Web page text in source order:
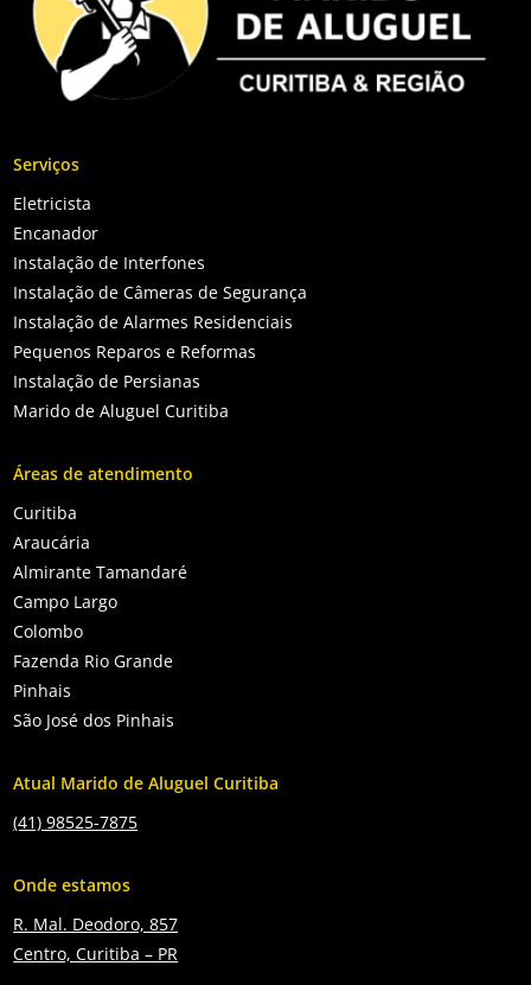
Serviços
Eletricista
Encanador
Instalação de Interfones
Instalação de Câmeras de Segurança
Instalação de Alarmes Residenciais
Pequenos Reparos e Reformas
Instalação de Persianas
Marido de Aluguel Curitiba
Áreas de atendimento
Curitiba
Araucária
Almirante Tamandaré
Campo Largo
Colombo
Fazenda Rio Grande
Pinhais
São José dos Pinhais
Atual Marido de Aluguel Curitiba
(41) 98525-7875
Onde estamos
R. Mal. Deodoro, 857
Centro, Curitiba – PR